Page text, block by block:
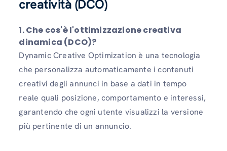
creatività (DCO)
1. Che cos'è l'ottimizzazione creativa
dinamica (DCO)?
Dynamic Creative Optimization è una tecnologia
che personalizza automaticamente i contenuti
creativi degli annunci in base a dati in tempo
reale quali posizione, comportamento e interessi,
garantendo che ogni utente visualizzi la versione
più pertinente di un annuncio.